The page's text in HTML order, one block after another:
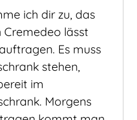
ich dir zu, das
Cremedeo lässt
Es muss
stehen,
im
Morgens